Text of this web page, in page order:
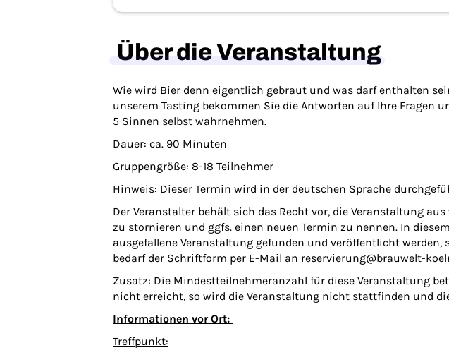
Über die Veranstaltung
Wie wird Bier denn eigentlich gebraut und was darf enthalten
unserem Tasting bekommen Sie die Antworten auf Ihre Fragen
5 Sinnen selbst wahrnehmen.
Dauer: ca. 90 Minuten
Gruppengröße: 8-18 Teilnehmer
Hinweis: Dieser Termin wird in der deutschen Sprache
Der Veranstalter behält sich das Recht vor, die Veranstaltung
zu stornieren und ggfs. einen neuen Termin zu nennen. In
ausgefallene Veranstaltung gefunden und veröffentlicht
bedarf der Schriftform per E-Mail an reservierung@brauwelt-
Zusatz: Die Mindestteilnehmeranzahl für diese Veranstaltung
nicht erreicht, so wird die Veranstaltung nicht stattfinden und
Informationen vor Ort:
Treffpunkt: